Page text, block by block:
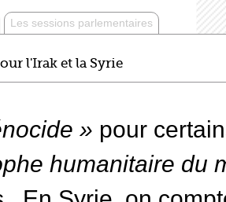
chaîne
Europe
Les sessions parlementaires
l'Irak et la Syrie
» pour
humanitaire du